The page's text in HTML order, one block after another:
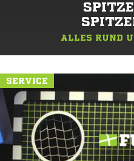
ALLES RUND
SERVICE